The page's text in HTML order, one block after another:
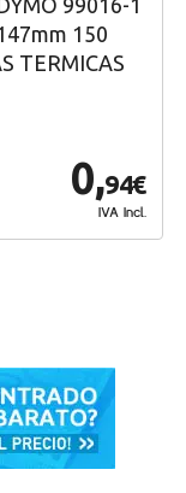
99016-1
150
TERMICAS
0,94€
IVA Incl.